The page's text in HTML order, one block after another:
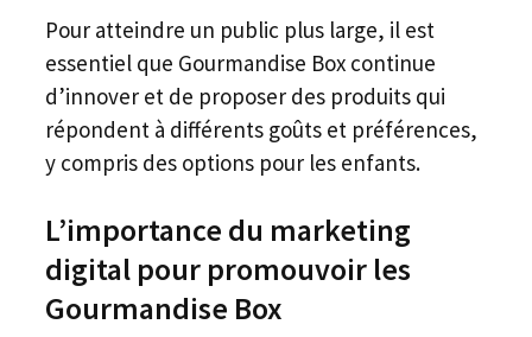
Pour atteindre un public plus large, il est
essentiel que Gourmandise Box continue
d’innover et de proposer des produits qui
répondent à différents goûts et préférences,
y compris des options pour les enfants.
L’importance du marketing
digital pour promouvoir les
Gourmandise Box